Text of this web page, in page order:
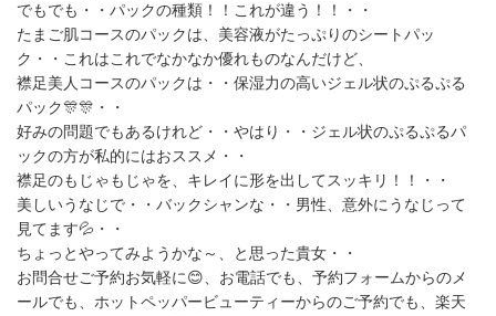
でもでも・・パックの種類！！これが違う！！・・
たまご肌コースのパックは、美容液がたっぷりのシートパッ
ク・・これはこれでなかなか優れものなんだけど、
襟足美人コースのパックは・・保湿力の高いジェル状のぷるぷる
パック🎊🎊・・
好みの問題でもあるけれど・・やはり・・ジェル状のぷるぷるパ
ックの方が私的にはおススメ・・
襟足のもじゃもじゃを、キレイに形を出してスッキリ！！・・
美しいうなじで・・バックシャンな・・男性、意外にうなじって
見てます💦・・
ちょっとやってみようかな～、と思った貴女・・
お問合せご予約お気軽に😊、お電話でも、予約フォームからのメ
ールでも、ホットペッパービューティーからのご予約でも、楽天